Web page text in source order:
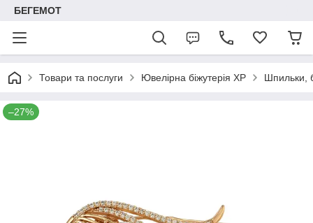
БЕГЕМОТ
Товари та послуги Ювелірна біжутерія XP Шпильки,
–27%